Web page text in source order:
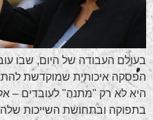
בעולם העבודה של היום, שבו
הפסקה איכותית שמוקדשת
היא לא רק "מתנה" לעובדים –
בתפוקה ובתחושת השייכות